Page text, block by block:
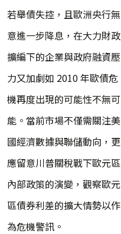
若舉債失控，且歐洲央行無
意進一步降息，在大力財政
擴編下的企業與政府融資壓
力又加劇如 2010 年歐債危
機再度出現的可能性不無可
能。當前市場不僅需關注美
國經濟數據與聯儲動向，更
應留意川普關稅戰下歐元區
內部政策的演變，觀察歐元
區債券利差的擴大情勢以作
為危機警訊。